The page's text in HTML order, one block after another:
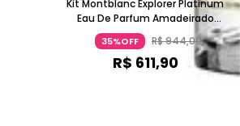
Kit Montblanc Explorer Platinum
Eau De Parfum Amadeirado
100Ml Mini 7,5Ml Gel 100Ml
35%OFF R$944,00
R$ 611,90